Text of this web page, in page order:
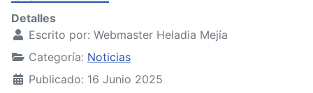
Detalles
Escrito por: Webmaster Heladia Mejía
Categoría: Noticias
Publicado: 16 Junio 2025